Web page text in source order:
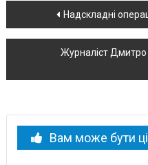
Навігація
по
новині
Надскладні
Журналіст
Вам може бути